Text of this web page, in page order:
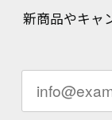
新商品やキャ